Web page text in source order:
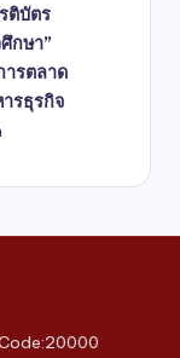
ติบัตร
กษา”
รตลาด
รธุรกิจ